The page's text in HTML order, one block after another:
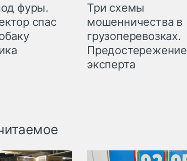
фуры.
спас
Три схемы
мошенничества в
грузоперевозках.
Предостережение
эксперта